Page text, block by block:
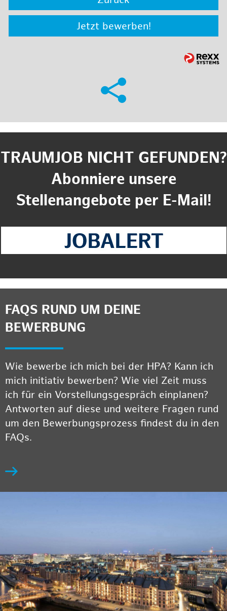
Jetzt bewerben!
TRAUMJOB NICHT GEFUNDEN?
Abonniere unsere
Stellenangebote per E-Mail!
FAQS RUND UM DEINE
BEWERBUNG
Wie bewerbe ich mich bei der HPA? Kann ich
mich initiativ bewerben? Wie viel Zeit muss
ich für ein Vorstellungsgespräch einplanen?
Antworten auf diese und weitere Fragen rund
um den Bewerbungsprozess findest du in den
FAQs.